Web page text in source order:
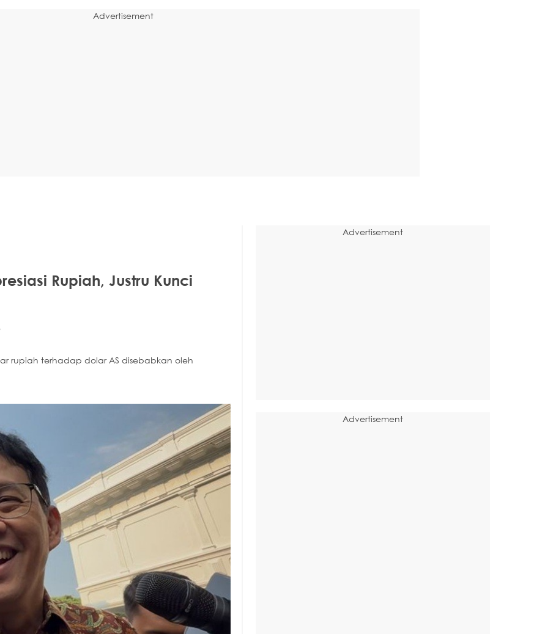
Advertisement
Rupiah, Justru Kunci
rupiah terhadap dolar AS disebabkan oleh
Advertisement
Advertisement